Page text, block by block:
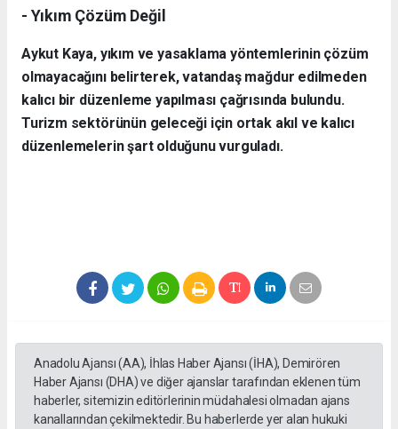
- Yıkım Çözüm Değil
Aykut Kaya, yıkım ve yasaklama yöntemlerinin çözüm
olmayacağını belirterek, vatandaş mağdur edilmeden
kalıcı bir düzenleme yapılması çağrısında bulundu.
Turizm sektörünün geleceği için ortak akıl ve kalıcı
düzenlemelerin şart olduğunu vurguladı.
Anadolu Ajansı (AA), İhlas Haber Ajansı (İHA), Demirören
Haber Ajansı (DHA) ve diğer ajanslar tarafından eklenen tüm
haberler, sitemizin editörlerinin müdahalesi olmadan ajans
kanallarından çekilmektedir. Bu haberlerde yer alan hukuki